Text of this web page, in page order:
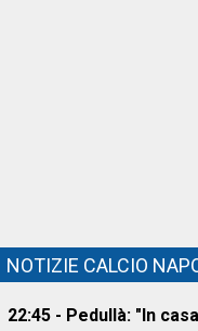
NOTIZIE CALCIO
22:45 - Pedullà: "In